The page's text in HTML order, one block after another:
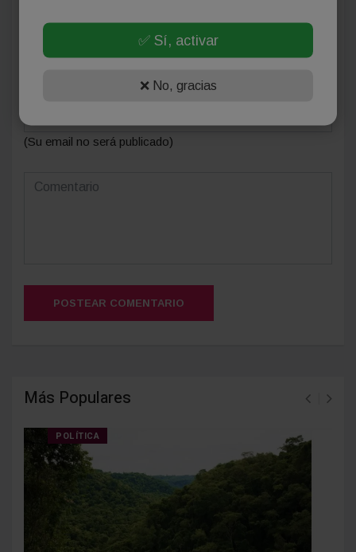
(Su email no será publicado)
POSTEAR COMENTARIO
Más Populares
POLÍTICA
✅ Sí, activar
❌ No, gracias